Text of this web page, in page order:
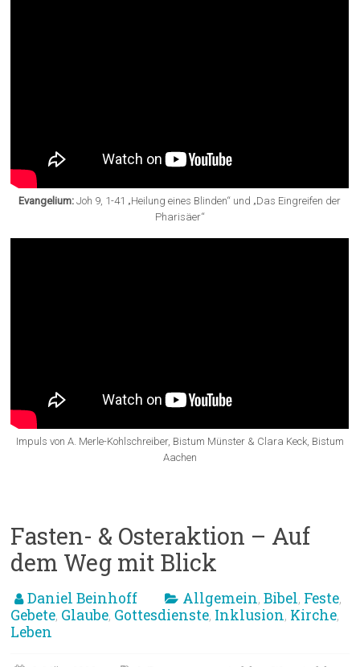
Evangelium:Joh 9, 1-41 „Heilung eines Blinden“ und „Das Eingreifen der
Pharisäer“
Impuls von A. Merle-Kohlschreiber, Bistum Münster & Clara Keck, Bistum
Aachen
Fasten- & Osteraktion – Auf
dem Weg mit Blick
Daniel Beinhoff Allgemein,Bibel, Feste,
Gebete, Glaube, Gottesdienste, Inklusion, Kirche,
Leben